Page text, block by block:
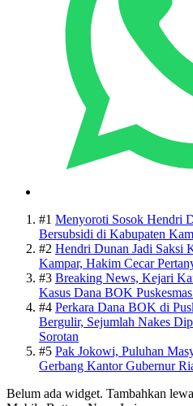
#1 Menyoroti Sosok Hendri
Bersubsidi di Kabupaten
#2 Hendri Dunan Jadi Saksi
Kampar, Hakim Cecar
#3 Breaking News, Kejari
Kasus Dana BOK
#4 Perkara Dana BOK di
Bergulir, Sejumlah Nakes
Sorotan
#5 Pak Jokowi, Puluhan
Gerbang Kantor Gubernur
Belum ada widget. Tambahkan